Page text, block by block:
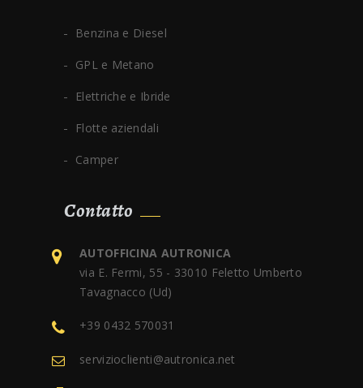
Benzina e Diesel
GPL e Metano
Elettriche e Ibride
Flotte aziendali
Camper
Contatto
AUTOFFICINA AUTRONICA
via E. Fermi, 55 - 33010 Feletto Umberto
Tavagnacco (Ud)
+39 0432 570031
servizioclienti@autronica.net